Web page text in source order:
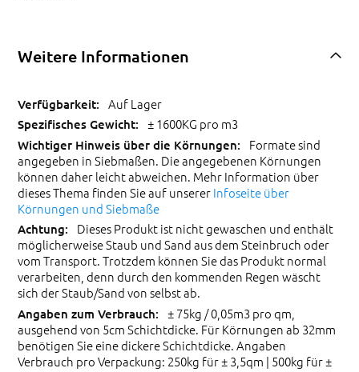
Weitere Informationen
Auf Lager
± 1600KG pro m3
Formate sind
angegeben in Siebmaßen. Die angegebenen Körnungen
können daher leicht abweichen. Mehr Information über
dieses Thema finden Sie auf unsererInfoseite über
Körnungen und Siebmaße
Dieses Produkt ist nicht gewaschen und enthält
möglicherweise Staub und Sand aus dem Steinbruch oder
vom Transport. Trotzdem können Sie das Produkt normal
verarbeiten, denn durch den kommenden Regen wäscht
sich der Staub/Sand von selbst ab.
± 75kg / 0,05m3 pro qm,
ausgehend von 5cm Schichtdicke. Für Körnungen ab 32mm
benötigen Sie eine dickere Schichtdicke. Angaben
Verbrauch pro Verpackung: 250kg für ± 3,5qm | 500kg für ±